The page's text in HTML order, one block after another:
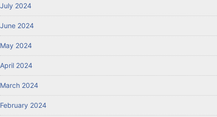
July 2024
June 2024
May 2024
April 2024
March 2024
February 2024